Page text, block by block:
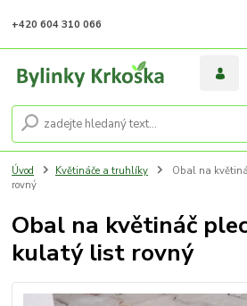
+420 604 310 066
Úvod Květináče a truhlíky
Obal na
rovný
Obal na květináč
kulatý list rovný